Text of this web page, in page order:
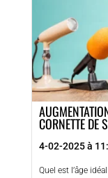
CORNETTE DE
4-02-2025 à
Quel est l’âge